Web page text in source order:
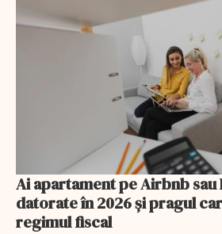
Ai apartament pe Airbnb
datorate în 2026 și pragul
regimul fiscal